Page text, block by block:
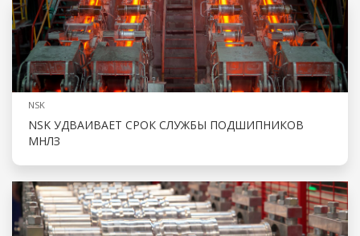
NSK
NSK УДВАИВАЕТ СРОК СЛУЖБЫ ПОДШИПНИКОВ
МНЛЗ